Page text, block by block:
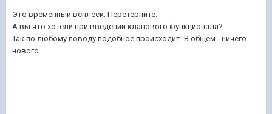
Это временный всплеск. Перетерпите.
А вы что хотели при введении кланового функционала?
Так по любому поводу подобное происходит. В общем - ничего
нового.